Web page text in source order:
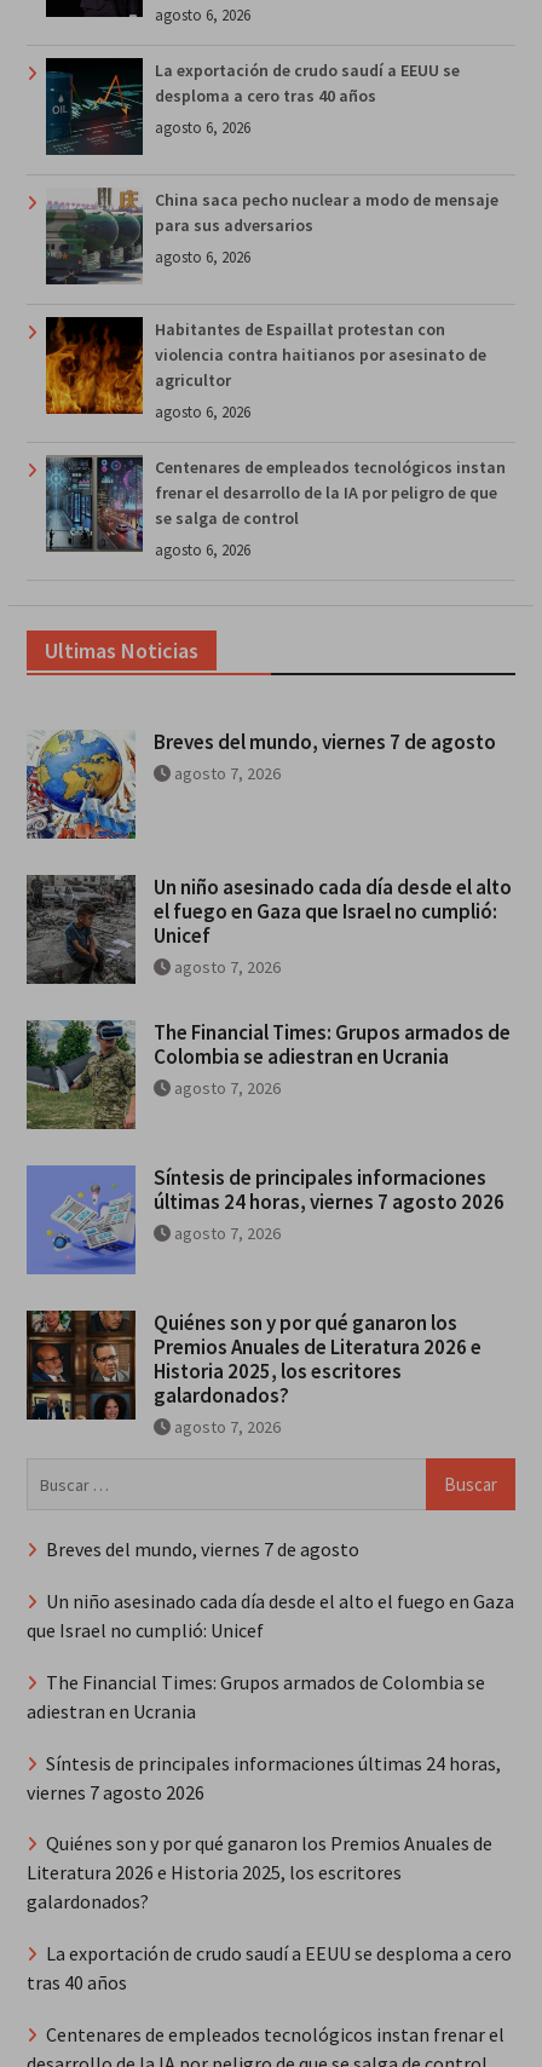
agosto 6, 2026
La exportación de crudo saudí a EEUU se
desploma a cero tras 40 años
agosto 6, 2026
China saca pecho nuclear a modo de mensaje
para sus adversarios
agosto 6, 2026
Habitantes de Espaillat protestan con
violencia contra haitianos por asesinato de
agricultor
agosto 6, 2026
Centenares de empleados tecnológicos instan
frenar el desarrollo de la IA por peligro de que
se salga de control
agosto 6, 2026
Ultimas Noticias
Breves del mundo, viernes 7 de agosto
agosto 7, 2026
Un niño asesinado cada día desde el alto
el fuego en Gaza que Israel no cumplió:
Unicef
agosto 7, 2026
The Financial Times: Grupos armados de
Colombia se adiestran en Ucrania
agosto 7, 2026
Síntesis de principales informaciones
últimas 24 horas, viernes 7 agosto 2026
agosto 7, 2026
Quiénes son y por qué ganaron los
Premios Anuales de Literatura 2026 e
Historia 2025, los escritores
galardonados?
agosto 7, 2026
Breves del mundo, viernes 7 de agosto
Un niño asesinado cada día desde el alto el fuego en Gaza
que Israel no cumplió: Unicef
The Financial Times: Grupos armados de Colombia se
adiestran en Ucrania
Síntesis de principales informaciones últimas 24 horas,
viernes 7 agosto 2026
Quiénes son y por qué ganaron los Premios Anuales de
Literatura 2026 e Historia 2025, los escritores
galardonados?
La exportación de crudo saudí a EEUU se desploma a cero
tras 40 años
Centenares de empleados tecnológicos instan frenar el